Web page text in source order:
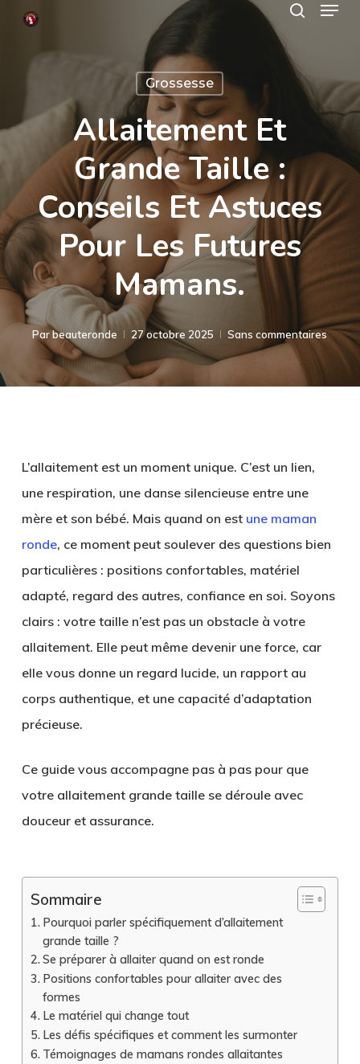
Skip
Grossesse
Allaitement Et
Grande Taille :
Conseils Et Astuces
Pour Les Futures
Mamans.
Par beauteronde 27 octobre 2025 Sans commentaires
L’allaitement est un moment unique. C’est un lien,
une respiration, une danse silencieuse entre une
mère et son bébé. Mais quand on est une maman
ronde, ce moment peut soulever des questions bien
particulières : positions confortables, matériel
adapté, regard des autres, confiance en soi. Soyons
clairs : votre taille n’est pas un obstacle à votre
allaitement. Elle peut même devenir une force, car
elle vous donne un regard lucide, un rapport au
corps authentique, et une capacité d’adaptation
précieuse.
Ce guide vous accompagne pas à pas pour que
votre allaitement grande taillese déroule avec
douceur et assurance.
Sommaire
Pourquoi parler spécifiquement d’allaitement
grande taille ?
Se préparer à allaiter quand on est ronde
Positions confortables pour allaiter avec des
formes
Le matériel qui change tout
Les défis spécifiques et comment les surmonter
Témoignages de mamans rondes allaitantes
Menu